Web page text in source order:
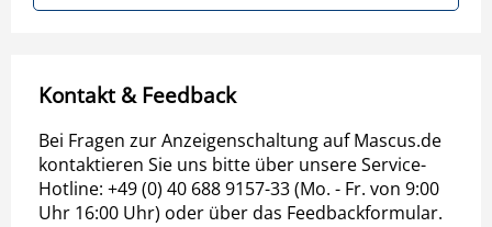
Kontakt & Feedback
Bei Fragen zur Anzeigenschaltung auf Mascus.de
kontaktieren Sie uns bitte über unsere Service-
Hotline: +49 (0) 40 688 9157-33 (Mo. - Fr. von 9:00
Uhr 16:00 Uhr) oder über das Feedbackformular.